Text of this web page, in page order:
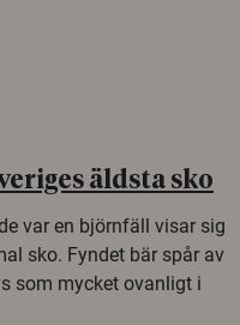
äldsta sko
var en björnfäll visar sig
sko. Fyndet bär spår av
som mycket ovanligt i